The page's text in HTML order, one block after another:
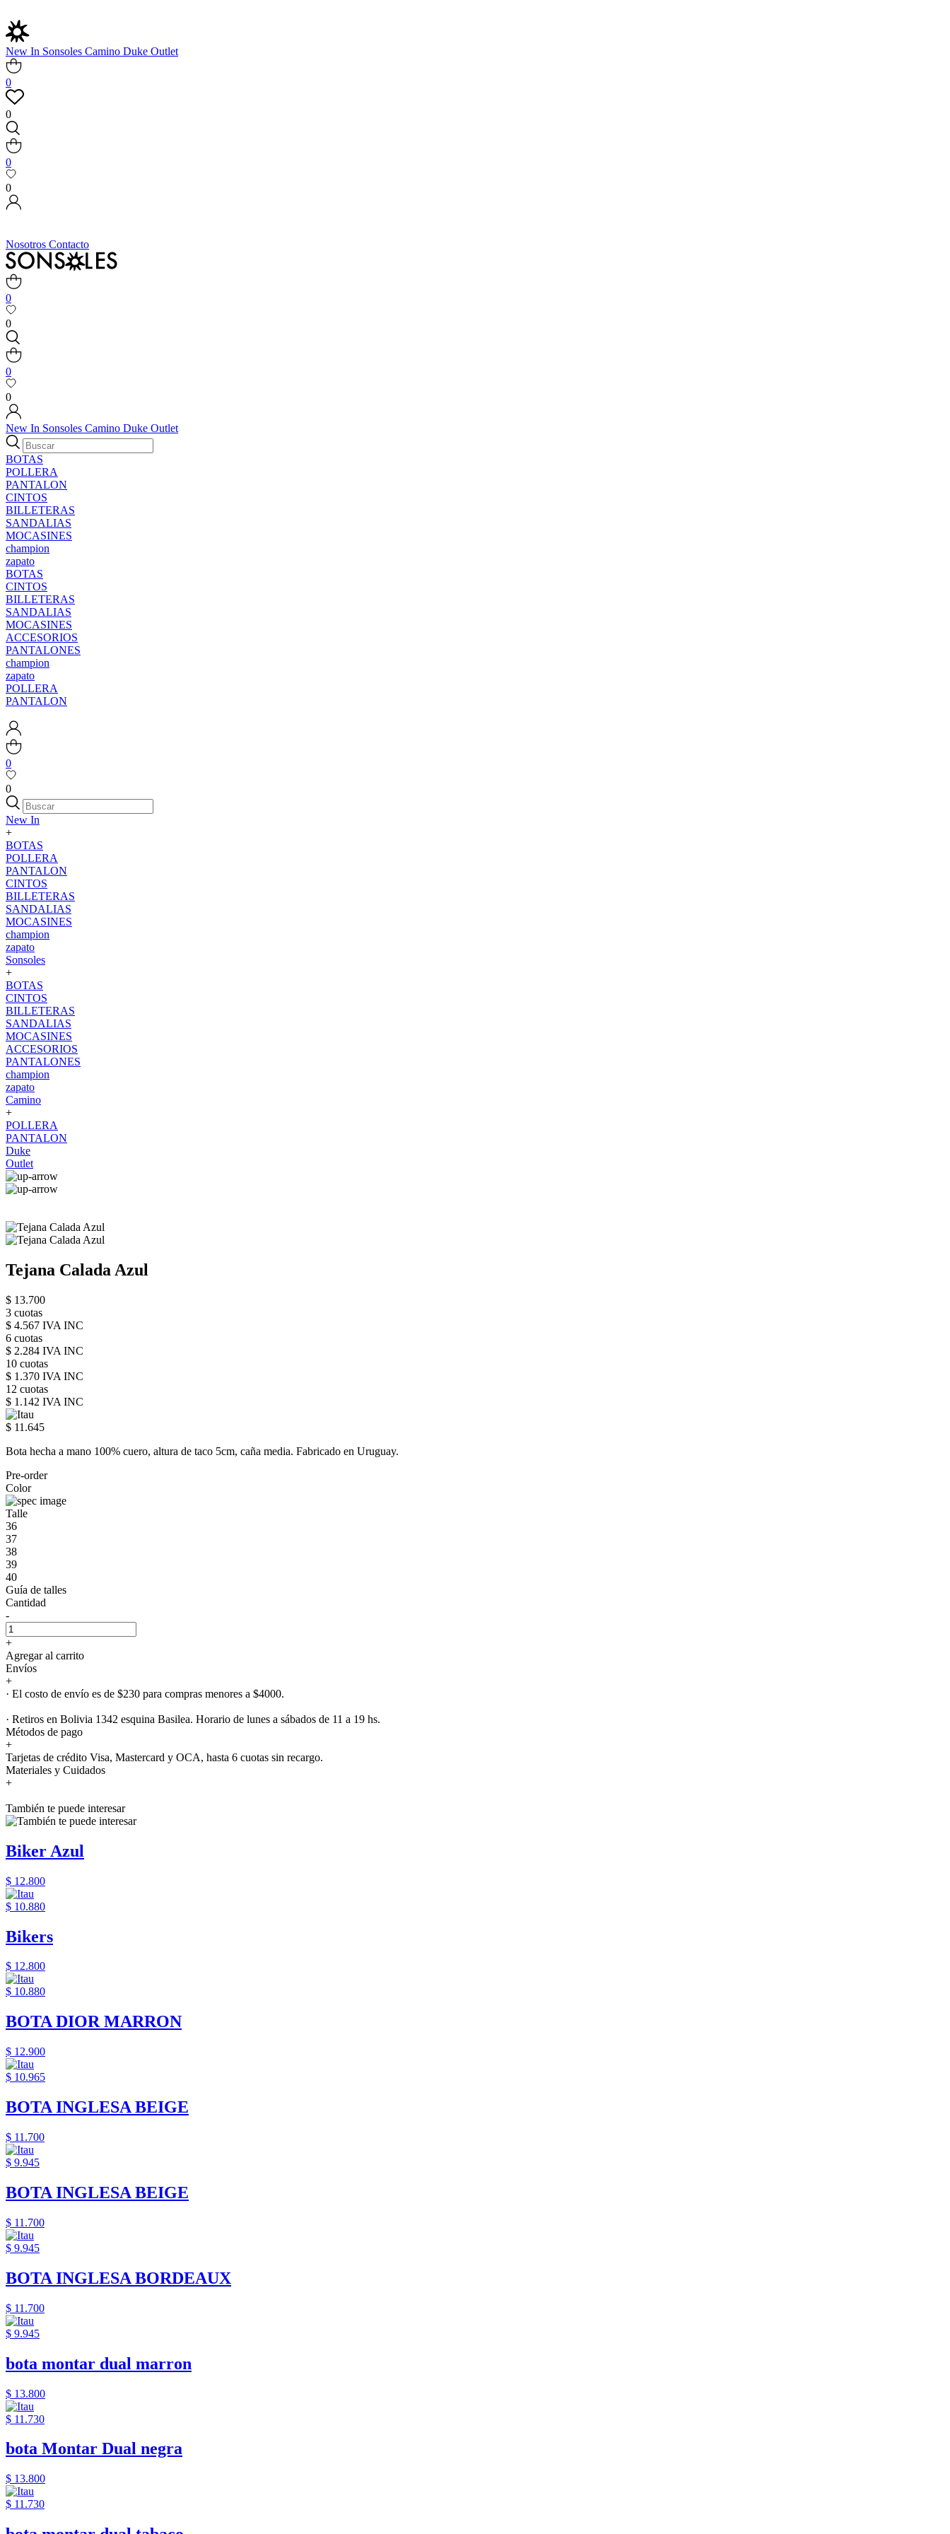
New In Sonsoles Camino Duke Outlet
0
0
0
0
Nosotros Contacto
0
0
0
0
New In Sonsoles Camino Duke Outlet
BOTAS
POLLERA
PANTALON
CINTOS
BILLETERAS
SANDALIAS
MOCASINES
champion
zapato
BOTAS
CINTOS
BILLETERAS
SANDALIAS
MOCASINES
ACCESORIOS
PANTALONES
champion
zapato
POLLERA
PANTALON
0
0
New In
+
BOTAS
POLLERA
PANTALON
CINTOS
BILLETERAS
SANDALIAS
MOCASINES
champion
zapato
Sonsoles
+
BOTAS
CINTOS
BILLETERAS
SANDALIAS
MOCASINES
ACCESORIOS
PANTALONES
champion
zapato
Camino
+
POLLERA
PANTALON
Duke
Outlet
Tejana Calada Azul
$ 13.700
3 cuotas
$ 4.567 IVA INC
6 cuotas
$ 2.284 IVA INC
10 cuotas
$ 1.370 IVA INC
12 cuotas
$ 1.142 IVA INC
$ 11.645
Bota hecha a mano 100% cuero, altura de taco 5cm, caña media. Fabricado en Uruguay.
Pre-order
Color
Talle
36
37
38
39
40
Guía de talles
Cantidad
-
+
Agregar al carrito
Envíos
+
· El costo de envío es de $230 para compras menores a $4000.
· Retiros en Bolivia 1342 esquina Basilea. Horario de lunes a sábados de 11 a 19 hs.
Métodos de pago
+
Tarjetas de crédito Visa, Mastercard y OCA, hasta 6 cuotas sin recargo.
Materiales y Cuidados
+
También te puede interesar
Biker Azul
$ 12.800
$ 10.880
Bikers
$ 12.800
$ 10.880
BOTA DIOR MARRON
$ 12.900
$ 10.965
BOTA INGLESA BEIGE
$ 11.700
$ 9.945
BOTA INGLESA BEIGE
$ 11.700
$ 9.945
BOTA INGLESA BORDEAUX
$ 11.700
$ 9.945
bota montar dual marron
$ 13.800
$ 11.730
bota Montar Dual negra
$ 13.800
$ 11.730